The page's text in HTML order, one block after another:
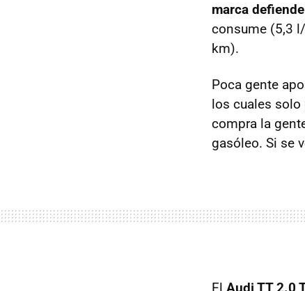
marca
consume (5,3
km).
Poca gente
los cuales solo
compra la
gasóleo. Si se